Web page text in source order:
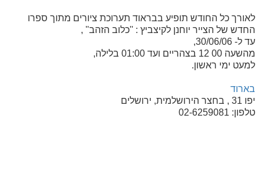
לאורך כל החודש תופיע בבראוד תערוכת ציורים מתוך ספרו
החדש של הצייר יוחנן לקיצביץ : ''כלוב הזהב'' ,
עד ל- 30/06/06,
מהשעה 00 12 בצהריים ועד 01:00 בלילה,
למעט ימי ראשון.
בארוד
יפו 31 , בחצר הירושלמית, ירושלים
טלפון: 02-6259081